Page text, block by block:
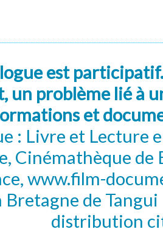
est
un problème lié à
et
: Livre et Lecture
Cinémathèque de
www.film-
Bretagne de
distribution